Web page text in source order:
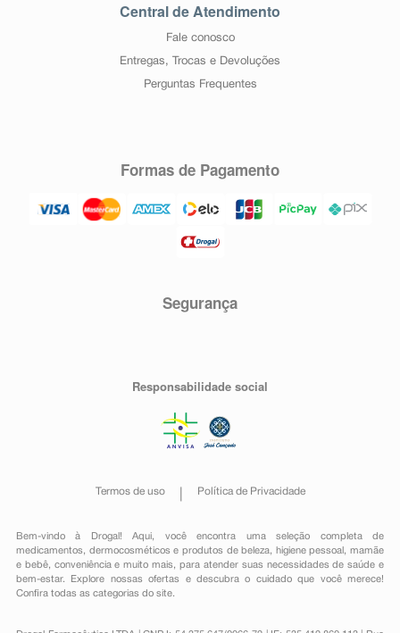
Central de Atendimento
Fale conosco
Entregas, Trocas e Devoluções
Perguntas Frequentes
Formas de Pagamento
Segurança
Responsabilidade social
Termos de uso Política de Privacidade
Bem-vindo à Drogal! Aqui, você encontra uma seleção completa de
medicamentos , dermocosméticos e produtos de beleza, higiene pessoal ,mamãe
e bebê, conveniênciae muito mais, para atender suas necessidades de saúde e
bem-estar. Explore nossas ofertas e descubra o cuidado que você merece!
Confira todas as categorias do site.